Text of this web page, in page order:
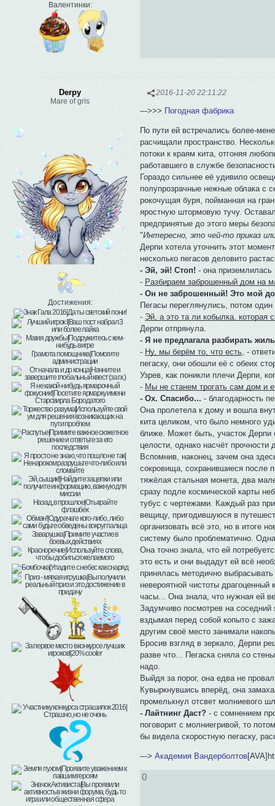
Валентинки:
2016-11-20 22:11:22
Derpy
Mare of gris
Достижения:
--->>> Погодная фабрика
По пути ей встречались более-
расчищали пространство.
потоки к краям кита, отгоняя
работавшего в службе
Гораздо сильнее её удивило
полупрозрачные нежные облака с
рокочущая буря, пойманная на
яростную штормовую тучу.
предпринятые до этого меры
"Интересно, это чей-то приказ
Дерпи хотела уточнить этот
несколько пегасов деловито
- Эй, эй! Стоп! - она
- Разбираем заброшенный дом на
- Он не заброшенный! Это мой
Пегасы переглянулись, потом
- Эй, а это та ли кобылка, которая
Дерпи отпрянула.
- Я не предлагала разбирать
- Ну, мы берём то, что есть, -
пегаску, они обошли её с обеих
Узрев, как поникли плечи Дерпи,
- Мы не станем трогать сам дом и
- Ох. Спасибо...- благодарность
Она пролетела к дому и вошла
кита целиком, что было немного
ближе. Может быть, участок Дерпи
целости, однако насчёт
Вспомнив, наконец, зачем она
сокровища, сохранившиеся после
тяжёлая стальная монета, два
сразу подле космической карты
тубус с чертежами. Каждый раз
вещицу, пригодившуюся в
организовать всё это, но в итоге
систему было проблематично.
Она точно знала, что ей
это есть и они выдадут ей всё
принялась методично
невероятной чистоты
часы... Она знала, что нужная ей
Задумчиво посмотрев на
вздымая перед собой копыто с
другим своё место занимали
Бросив взгляд в зеркало, Дерпи
разве что... Пегаска сняла со
надо.
Выйдя за порог, она едва не
Кувыркнувшись вперёд, она
промелькнул отсвет молниевого
- Лайтнинг Даст? - с сомнением
поговорит с молниегривой, то
бы видела скоростную пегаску,
--->Академия Вандерболтов
0